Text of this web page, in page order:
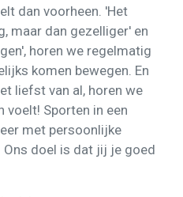
dan voorheen. 'Het
maar dan gezelliger' en
horen we regelmatig
komen bewegen. En
liefst van al, horen we
Sporten in een
met persoonlijke
Ons doel is dat jij je goed